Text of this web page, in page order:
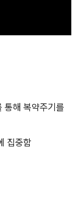
통해 복약주기를
집중함